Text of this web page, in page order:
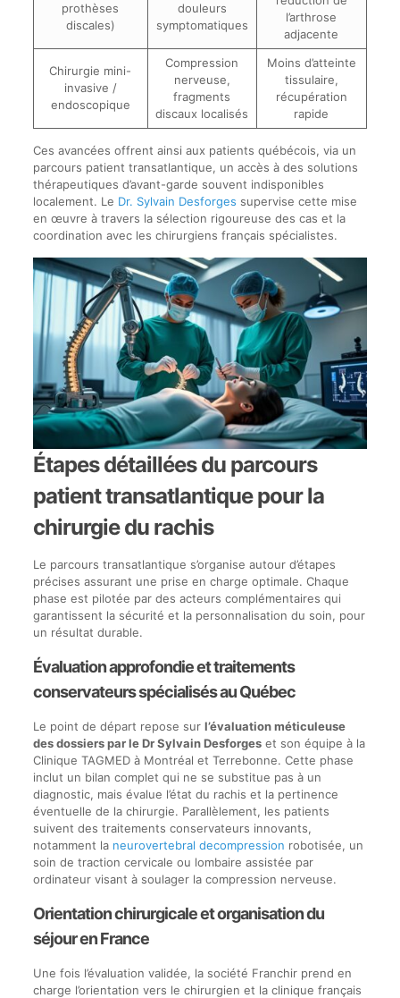
prothèses
discales)
douleurs
symptomatiques
l’arthrose
adjacente
Chirurgie mini-
invasive /
endoscopique
Compression
nerveuse,
fragments
discaux localisés
Moins d’atteinte
tissulaire,
récupération
rapide
Ces avancées offrent ainsi aux patients québécois, via un
parcours patient transatlantique, un accès à des solutions
thérapeutiques d’avant-garde souvent indisponibles
localement. Le Dr. Sylvain Desforges supervise cette mise
en œuvre à travers la sélection rigoureuse des cas et la
coordination avec les chirurgiens français spécialistes.
Étapes détaillées du parcours
patient transatlantique pour la
chirurgie du rachis
Le parcours transatlantique s’organise autour d’étapes
précises assurant une prise en charge optimale. Chaque
phase est pilotée par des acteurs complémentaires qui
garantissent la sécurité et la personnalisation du soin, pour
un résultat durable.
Évaluation approfondie et traitements
conservateurs spécialisés au Québec
Le point de départ repose sur l’évaluation méticuleuse
des dossiers par le Dr Sylvain Desforgeset son équipe à la
Clinique TAGMED à Montréal et Terrebonne. Cette phase
inclut un bilan complet qui ne se substitue pas à un
diagnostic, mais évalue l’état du rachis et la pertinence
éventuelle de la chirurgie. Parallèlement, les patients
suivent des traitements conservateurs innovants,
notamment la neurovertebral decompression robotisée, un
soin de traction cervicale ou lombaire assistée par
ordinateur visant à soulager la compression nerveuse.
Orientation chirurgicale et organisation du
séjour en France
Une fois l’évaluation validée, la société Franchir prend en
charge l’orientation vers le chirurgien et la clinique français